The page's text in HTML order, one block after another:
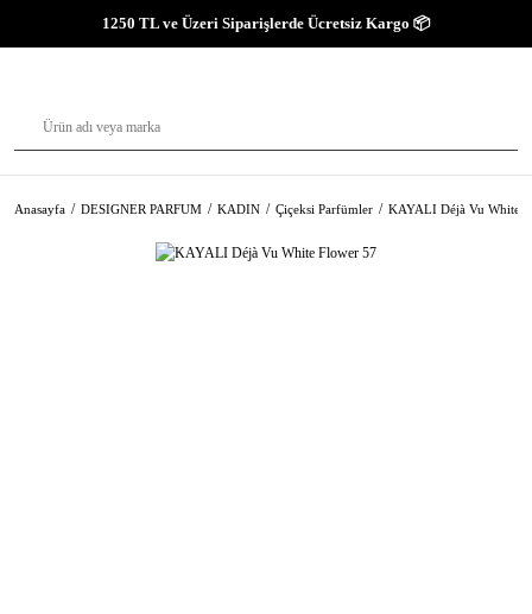
1250 TL ve Üzeri Siparişlerde Ücretsiz Kargo 📦
Anasayfa DESIGNER PARFUM KADIN Çiçeksi Parfümler KAYALI Déjà Vu White